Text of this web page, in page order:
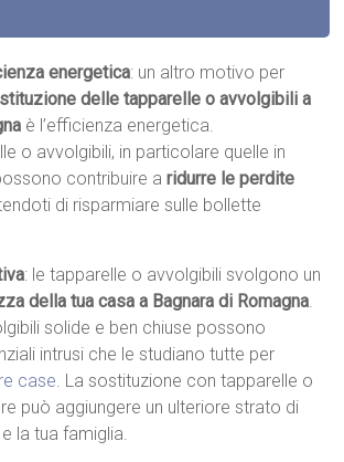
energetica: un altro motivo per
delle tapparelle o avvolgibili a
è l’efficienza energetica.
o avvolgibili, in particolare quelle in
contribuire aridurre le perdite
di risparmiare sulle bollette
: le tapparelle o avvolgibili svolgono un
della tua casa a Bagnara di Romagna.
solide e ben chiuse possono
intrusi che le studiano tutte per
case. La sostituzione con tapparelle o
può aggiungere un ulteriore strato di
la tua famiglia.